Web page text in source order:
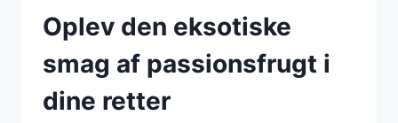
Oplev den eksotiske
smag af passionsfrugt i
dine retter